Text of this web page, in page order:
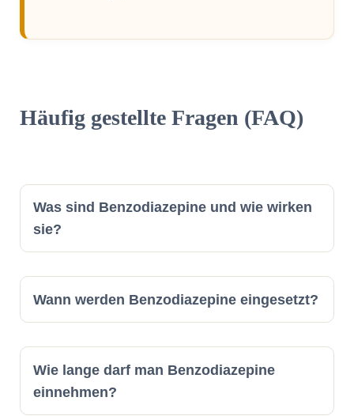
Häufig gestellte Fragen (FAQ)
Was sind Benzodiazepine und wie wirken
sie?
Wann werden Benzodiazepine eingesetzt?
Wie lange darf man Benzodiazepine
einnehmen?